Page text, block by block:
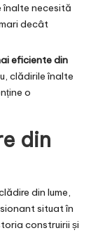
înalte necesită
decât
eficiente din
clădirile înalte
o
din
din lume,
situat în
construirii și